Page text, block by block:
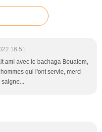
16:51
ami avec le bachaga Boualem,
qui l'ont servie, merci